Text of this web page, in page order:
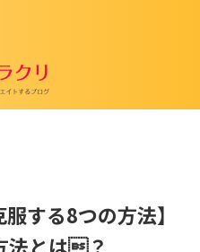
する8つの方法】
法とは？